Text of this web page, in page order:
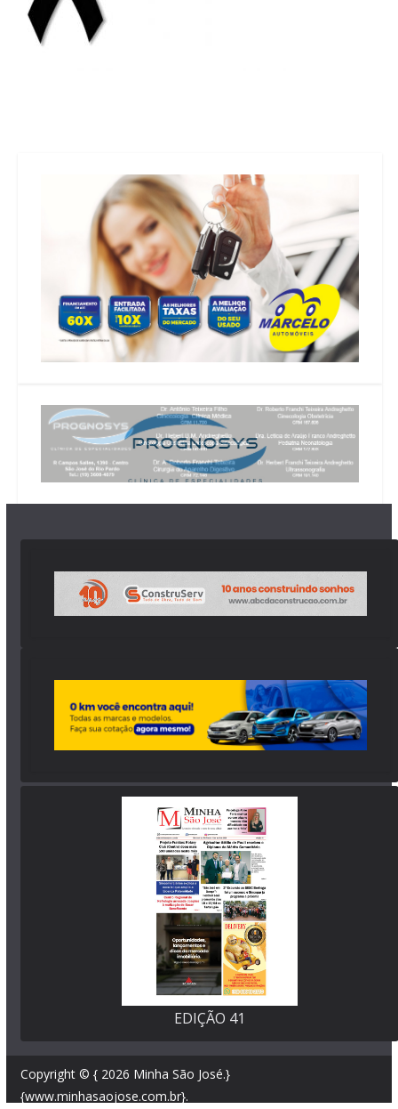
EDIÇÃO 41
Copyright © { 2026 Minha São José.}
{www.minhasaojose.com.br}.